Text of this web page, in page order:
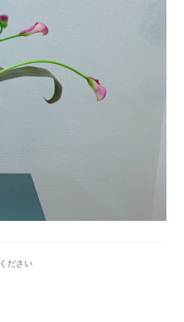
ください